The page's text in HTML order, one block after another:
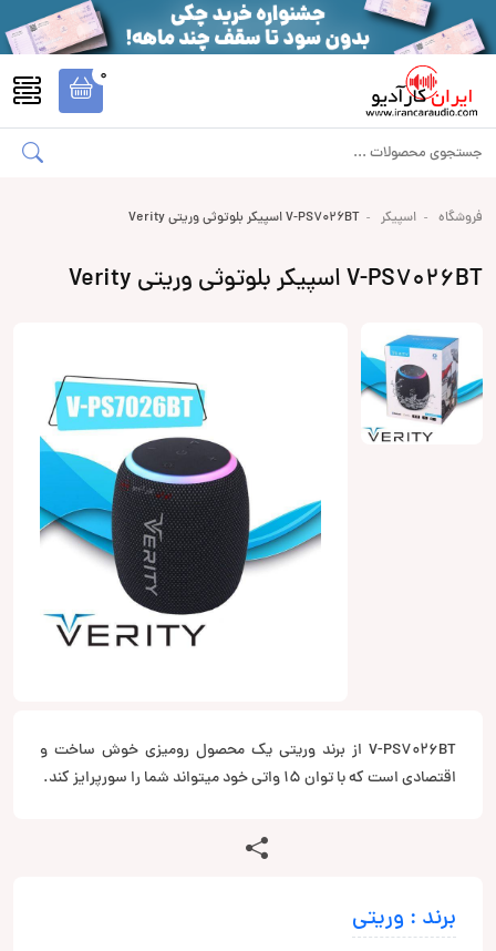
0
فروشگاه اسپیکر V-PS7026BT اسپیکر بلوتوثی وریتی Verity
V-PS7026BT اسپیکر بلوتوثی وریتی Verity
V-PS7026BT از برند وریتی یک محصول رومیزی خوش ساخت و
اقتصادی است که با توان 15 واتی خود میتواند شما را سورپرایز کند.
برند : وریتی